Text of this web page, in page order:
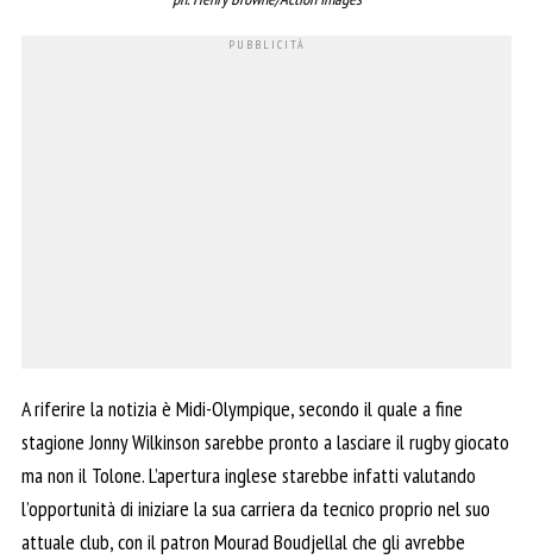
A riferire la notizia è Midi-Olympique, secondo il quale a fine
stagione Jonny Wilkinson sarebbe pronto a lasciare il rugby giocato
ma non il Tolone. L’apertura inglese starebbe infatti valutando
l’opportunità di iniziare la sua carriera da tecnico proprio nel suo
attuale club, con il patron Mourad Boudjellal che gli avrebbe